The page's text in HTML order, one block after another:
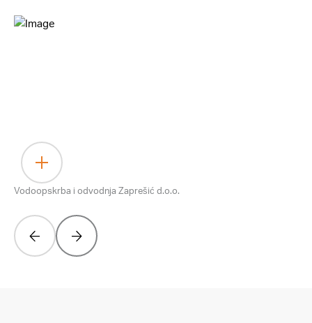
Vodoopskrba i odvodnja Zaprešić d.o.o.